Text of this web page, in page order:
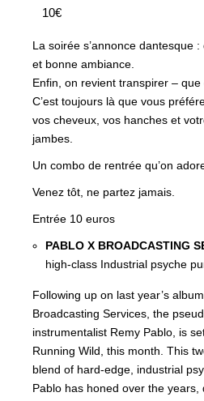
10€
La soirée s’annonce dantesque
et bonne ambiance.
Enfin, on revient transpirer – que
C’est toujours là que vous
vos cheveux, vos hanches et
jambes.
Un combo de rentrée qu’on
Venez tôt, ne partez jamais.
Entrée 10 euros
PABLO X BROADCASTING
high-class Industrial psyche
Following up on last year’s
Broadcasting Services, the
instrumentalist Remy Pablo, is
Running Wild, this month. This
blend of hard-edge, industrial
Pablo has honed over the